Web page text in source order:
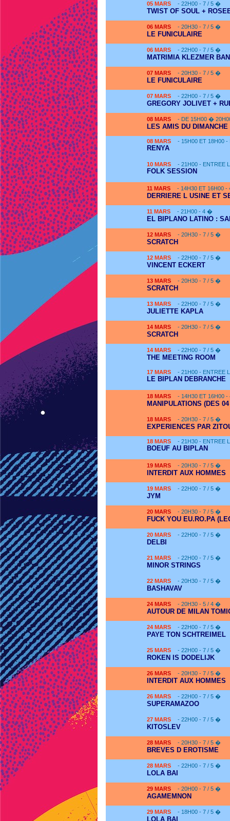
05 MARS - 22H00 - 7 / 5 �
TWIST OF SOUL +
06 MARS - 20H30 - 7 / 5 �
LE FUNICULAIRE
06 MARS - 22H00 - 7 / 5 �
MATRIMIA KLEZMER
07 MARS - 20H30 - 7 / 5 �
LE FUNICULAIRE
07 MARS - 22H00 - 7 / 5 �
GREGORY JOLIVET +
08 MARS - DE 15H00 �
LES AMIS DU DIMANCHE
08 MARS - 15H00 ET 18H00 -
RENYA
10 MARS - 21H00 - ENTREE
FOLK SESSION
11 MARS - 14H30 ET 16H00
DERRIERE L USINE ET
11 MARS - 21H00 - 4 �
EL BIPLANO LATINO :
12 MARS - 20H30 - 7 / 5 �
SCRATCH
12 MARS - 22H00 - 7 / 5 �
VINCENT ECKERT
13 MARS - 20H30 - 7 / 5 �
SCRATCH
13 MARS - 22H00 - 7 / 5 �
JULIETTE KAPLA
14 MARS - 20H30 - 7 / 5 �
SCRATCH
14 MARS - 22H00 - 7 / 5 �
THE MEETING ROOM
17 MARS - 21H00 - ENTREE
LE BIPLAN DEBRANCHE
18 MARS - 14H30 ET 16H00
MANIPULATIONS (DES
18 MARS - 20H30 - 7 / 5 �
EXPERIENCES PAR
18 MARS - 21H30 - ENTREE
BOEUF AU BIPLAN
19 MARS - 20H30 - 7 / 5 �
INTERDIT AUX HOMMES
19 MARS - 22H00 - 7 / 5 �
JYM
20 MARS - 20H30 - 7 / 5 �
FUCK YOU EU.RO.PA
20 MARS - 22H00 - 7 / 5 �
DELBI
21 MARS - 22H00 - 7 / 5 �
MINOR STRINGS
22 MARS - 20H30 - 7 / 5 �
BASHAVAV
24 MARS - 20H30 - 5 / 4 �
AUTOUR DE MILAN
24 MARS - 22H00 - 7 / 5 �
PAYE TON SCHTREIMEL
25 MARS - 22H00 - 7 / 5 �
ROKEN IS DODELIJK
26 MARS - 20H30 - 7 / 5 �
INTERDIT AUX HOMMES
26 MARS - 22H00 - 7 / 5 �
SUPERAMAZOO
27 MARS - 22H00 - 7 / 5 �
KITOSLEV
28 MARS - 20H30 - 7 / 5 �
BREVES D EROTISME
28 MARS - 22H00 - 7 / 5 �
LOLA BAI
29 MARS - 20H00 - 7 / 5 �
AGAMEMNON
29 MARS - 18H00 - 7 / 5 �
LOLA BAI